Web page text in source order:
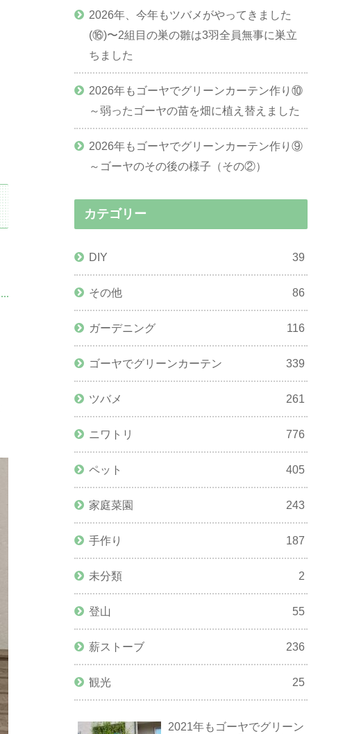
2026年、今年もツバメがやってきました
(⑯)〜2組目の巣の雛は3羽全員無事に巣立
ちました
2026年もゴーヤでグリーンカーテン作り⑩
～弱ったゴーヤの苗を畑に植え替えました
2026年もゴーヤでグリーンカーテン作り⑨
～ゴーヤのその後の様子（その②）
カテゴリー
DIY 39
その他 86
ガーデニング 116
ゴーヤでグリーンカーテン 339
ツバメ 261
ニワトリ 776
ペット 405
家庭菜園 243
手作り 187
未分類 2
登山 55
薪ストーブ 236
観光 25
2021年もゴーヤでグリーン